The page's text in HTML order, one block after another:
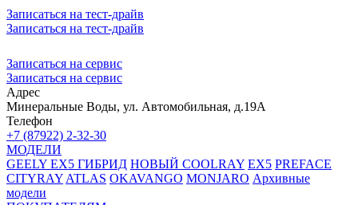
Записаться на тест-драйв
Записаться на тест-драйв
Записаться на сервис
Записаться на сервис
Адрес
Минеральные Воды, ул. Автомобильная, д.19А
Телефон
+7 (87922) 2-32-30
МОДЕЛИ
GEELY EX5 ГИБРИД НОВЫЙ COOLRAY EX5 PREFACE
CITYRAY ATLAS OKAVANGO MONJARO Архивные
модели